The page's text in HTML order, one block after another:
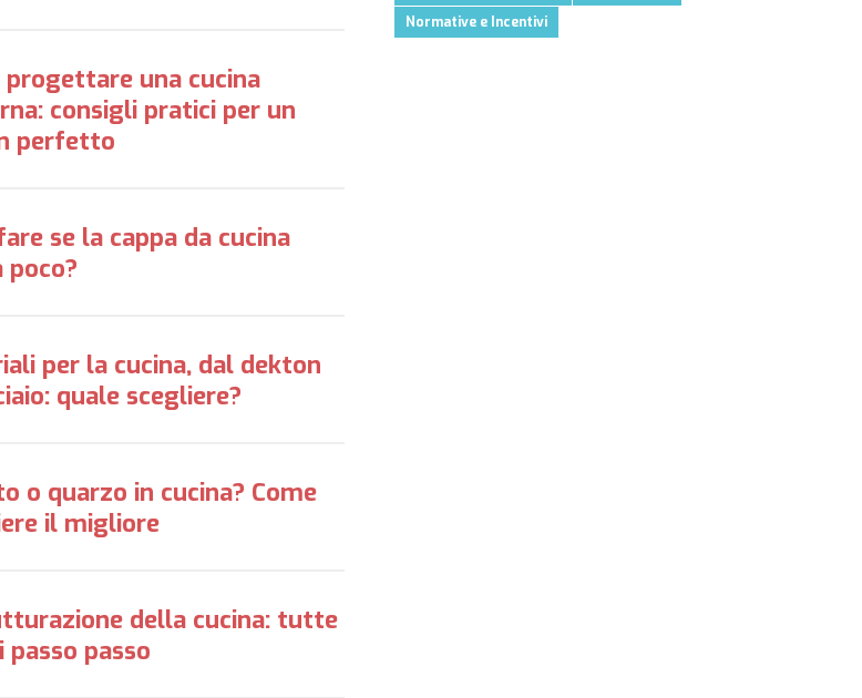
progettare una cucina
consigli pratici per un
perfetto
se la cappa da cucina
poco?
per la cucina, dal dekton
quale scegliere?
o quarzo in cucina? Come
il migliore
della cucina: tutte
passo passo
Normative e Incentivi